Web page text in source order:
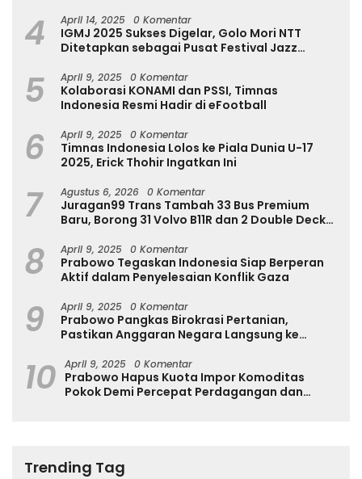
4 April 14, 2025 0 Komentar
IGMJ 2025 Sukses Digelar, Golo Mori NTT
Ditetapkan sebagai Pusat Festival Jazz
5 April 9, 2025 0 Komentar
Kolaborasi KONAMI dan PSSI, Timnas
Indonesia Resmi Hadir di eFootball
6 April 9, 2025 0 Komentar
Timnas Indonesia Lolos ke Piala Dunia U-17
2025, Erick Thohir Ingatkan Ini
7 Agustus 6, 2026 0 Komentar
Juragan99 Trans Tambah 33 Bus Premium
Baru, Borong 31 Volvo B11R dan 2 Double Decker
8 April 9, 2025 0 Komentar
Prabowo Tegaskan Indonesia Siap Berperan
Aktif dalam Penyelesaian Konflik Gaza
9 April 9, 2025 0 Komentar
Prabowo Pangkas Birokrasi Pertanian,
Pastikan Anggaran Negara Langsung ke
10 April 9, 2025 0 Komentar
Prabowo Hapus Kuota Impor Komoditas
Pokok Demi Percepat Perdagangan dan
Trending Tag